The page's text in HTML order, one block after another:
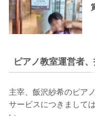
ピアノ教室運営者
主宰、飯沢紗希のピア
サービスにつきまして